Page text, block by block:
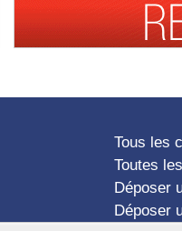
Tous les
Toutes
Déposer
Déposer